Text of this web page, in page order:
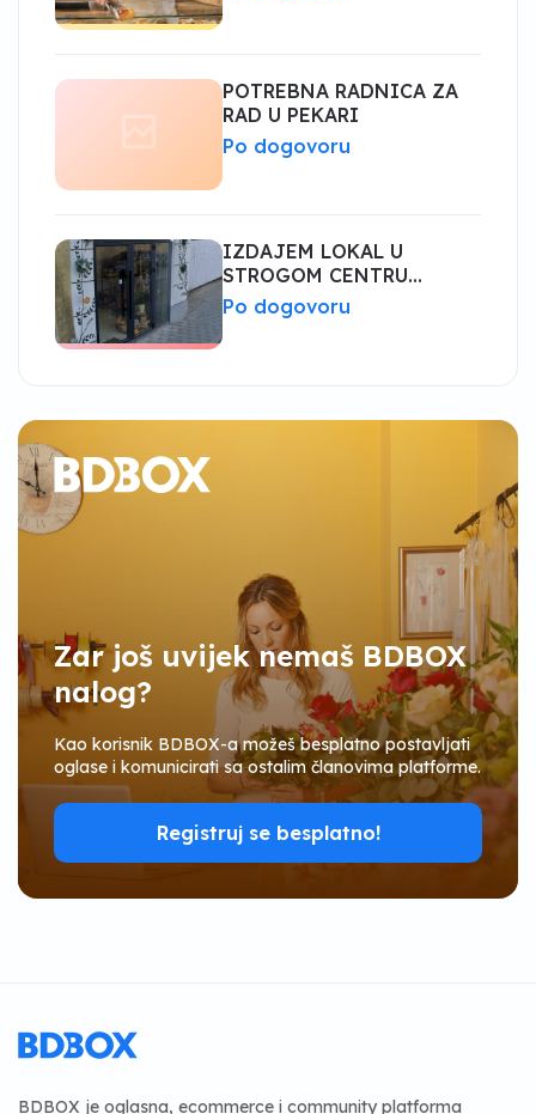
POTREBNA RADNICA ZA
RAD U PEKARI
Po dogovoru
IZDAJEM LOKAL U
STROGOM CENTRU
BIJELJINe
Po dogovoru
Zar još uvijek nemaš BDBOX
nalog?
Kao korisnik BDBOX-a možeš besplatno postavljati
oglase i komunicirati sa ostalim članovima platforme.
Registruj se besplatno!
BDBOX je oglasna, ecommerce i community platforma